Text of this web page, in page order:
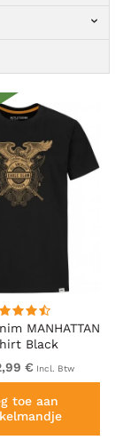
MANHATTAN
Black
€ Incl. Btw
toe aan